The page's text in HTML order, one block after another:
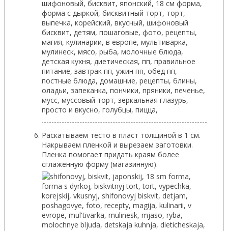
Раскатываем тесто в пласт толщиной в 1 см.
Накрываем пленкой и вырезаем заготовки.
Пленка помогает придать краям более
сглаженную форму (магазинную).